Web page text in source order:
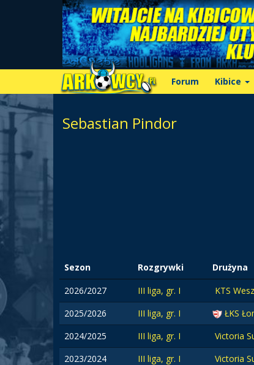
Forum Kibice
Sebastian Pindor
Sezon Rozgrywki Drużyna
2026/2027
III liga, gr. I KTS
2025/2026
III liga, gr. I ŁKS
2024/2025
III liga, gr. I Victoria
2023/2024
III liga, gr. I Victoria